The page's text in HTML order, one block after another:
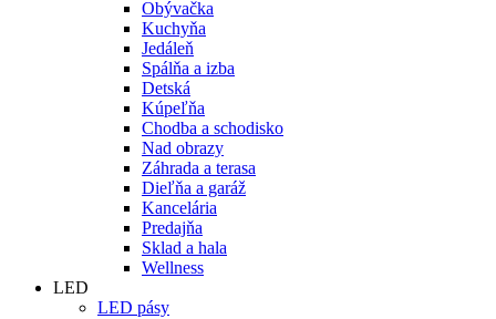
Obývačka
Kuchyňa
Jedáleň
Spálňa a izba
Detská
Kúpeľňa
Chodba a schodisko
Nad obrazy
Záhrada a terasa
Dieľňa a garáž
Kancelária
Predajňa
Sklad a hala
Wellness
LED
LED pásy